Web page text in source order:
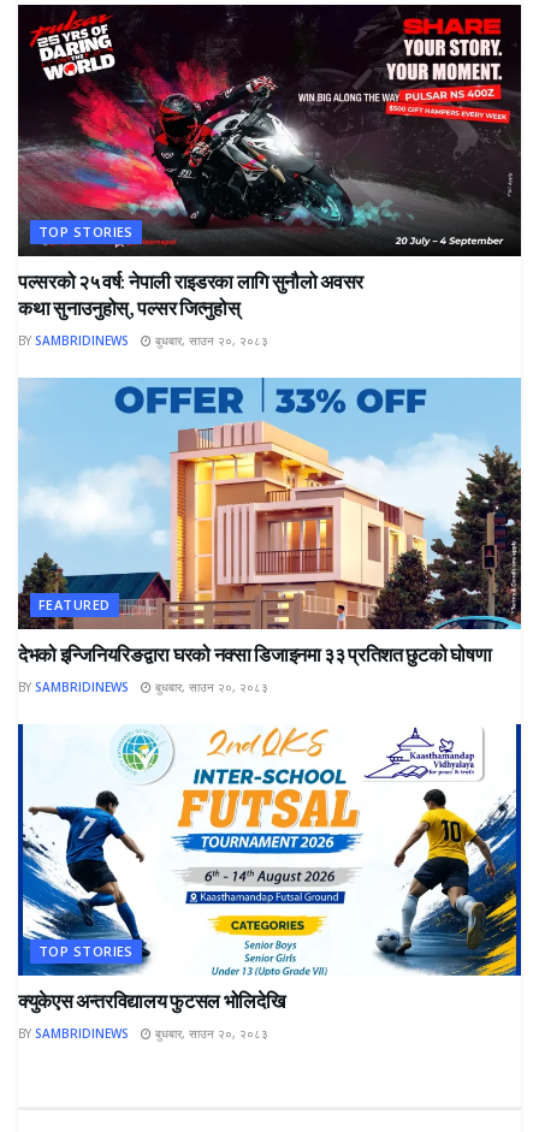
TOP STORIES
पल्सरको २५ वर्ष: नेपाली राइडरका लागि सुनौलो अवसर
कथा सुनाउनुहोस्, पल्सर जित्नुहोस्
BY SAMBRIDINEWS बुधबार, साउन २०, २०८३
FEATURED
देभको इन्जिनियरिङद्वारा घरको नक्सा डिजाइनमा ३३ प्रतिशत छुटको घोषणा
BY SAMBRIDINEWS बुधबार, साउन २०, २०८३
TOP STORIES
क्युकेएस अन्तरविद्यालय फुटसल भोलिदेखि
BY SAMBRIDINEWS बुधबार, साउन २०, २०८३